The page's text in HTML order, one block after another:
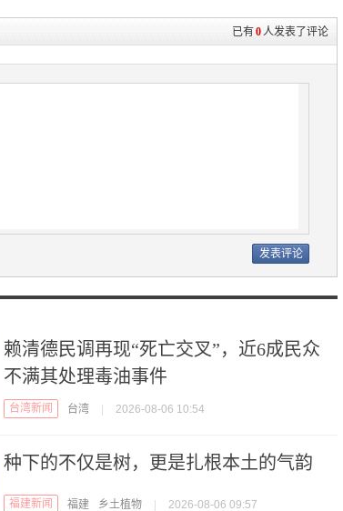
已有0人发表了评论
赖清德民调再现“死亡交叉”，近6成民众
不满其处理毒油事件
台湾新闻 台湾 | 2026-08-06 10:54
种下的不仅是树，更是扎根本土的气韵
福建新闻 福建 乡土植物 | 2026-08-06 09:57